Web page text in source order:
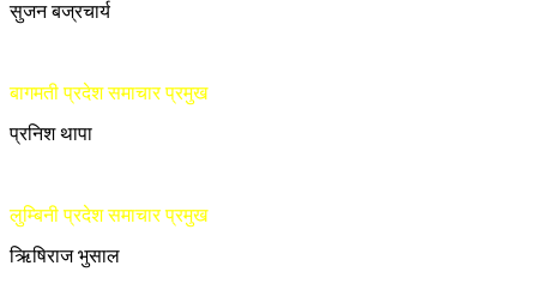
सुजन बज्रचार्य
बागमती प्रदेश समाचार प्रमुख
प्रनिश थापा
लुम्बिनी प्रदेश समाचार प्रमुख
ऋिषिराज भुसाल